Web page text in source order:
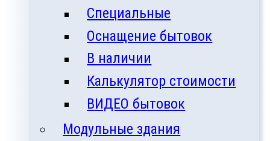
Специальные
Оснащение бытовок
В наличии
Калькулятор стоимости
ВИДЕО бытовок
Модульные здания